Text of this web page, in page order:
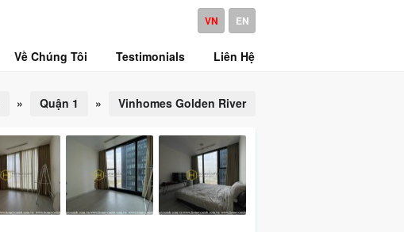
VN EN
Về Chúng Tôi Testimonials Liên Hệ
» Quận 1 » Vinhomes Golden River